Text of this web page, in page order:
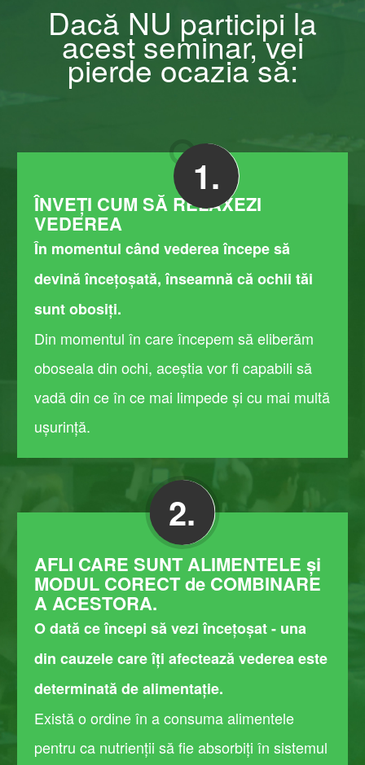
Dacă NU participi la
acest seminar, vei
pierde ocazia să:
1.
ÎNVEȚI CUM SĂ RELAXEZI
VEDEREA
În momentul când vederea începe să
devină încețoșată, înseamnă că ochii tăi
sunt obosiți.
Din momentul în care începem să eliberăm
oboseala din ochi, aceștia vor fi capabili să
vadă din ce în ce mai limpede și cu mai multă
ușurință​.
2.
AFLI CARE SUNT ALIMENTELE și
MODUL CORECT de COMBINARE
A ACESTORA.
O dată ce începi să vezi încețoșat - una
din cauzele care îți afectează vederea este
determinată de alimentație.
Există o ordine ​în a consuma alimentele
pentru ca nutrienții să fie absorbiți în sistemul